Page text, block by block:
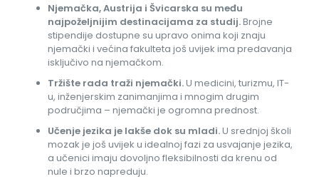
Njemačka, Austrija i Švicarska su među
najpoželjnijim destinacijama za studij.Brojne
stipendije dostupne su upravo onima koji znaju
njemački i većina fakulteta još uvijek ima predavanja
isključivo na njemačkom.
Tržište rada traži njemački.U medicini, turizmu, IT-
u, inženjerskim zanimanjima i mnogim drugim
područjima – njemački je ogromna prednost.
Učenje jezika je lakše dok su mladi.U srednjoj školi
mozak je još uvijek u idealnoj fazi za usvajanje jezika,
a učenici imaju dovoljno fleksibilnosti da krenu od
nule i brzo napreduju.